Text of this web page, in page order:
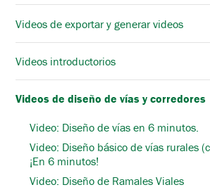
Videos de exportar y generar videos
Videos introductorios
Videos de diseño de vías y corredores
Video: Diseño de vías en 6 minutos.
Video: Diseño básico de vías rurales
¡En 6 minutos!
Video: Diseño de Ramales Viales